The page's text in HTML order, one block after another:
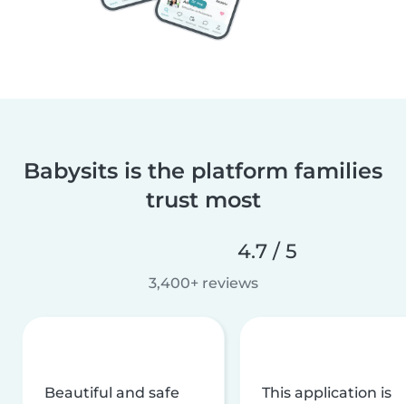
Babysits is the platform families
trust most
4.7 / 5
3,400+ reviews
Beautiful and safe
This application is